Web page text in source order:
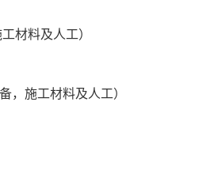
材料及人工）
，施工材料及人工）